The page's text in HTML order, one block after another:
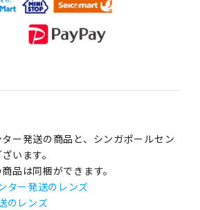
ー発送の商品と、シンガポールセン
います。
品は同梱ができます。
ター発送のレンズ
のレンズ